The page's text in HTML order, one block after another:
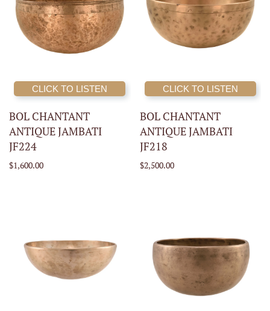
CLICK TO LISTEN
BOL CHANTANT
ANTIQUE JAMBATI
JF224
$1,600.00
CLICK TO LISTEN
BOL CHANTANT
ANTIQUE JAMBATI
JF218
$2,500.00